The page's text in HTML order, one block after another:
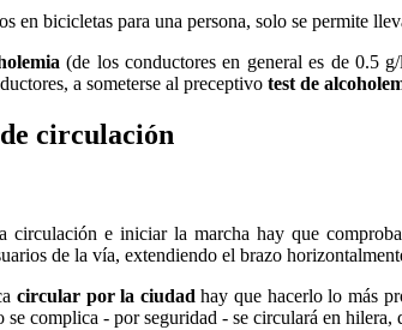
en bicicletas para una persona, solo se permite
(de los conductores en general es de 0.5
a someterse al preceptivo test de
circulación
circulación e iniciar la marcha hay que
de la vía, extendiendo el brazo
circular por la ciudad hay que hacerlo lo más
complica - por seguridad - se circulará en hilera,